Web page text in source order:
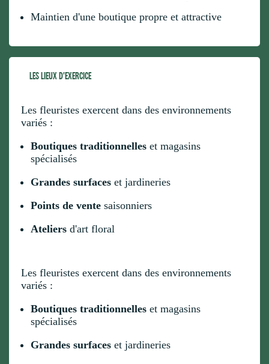
Maintien d'une boutique propre et attractive
LES LIEUX D'EXERCICE
Les fleuristes exercent dans des environnements
variés :
Boutiques traditionnelles et magasins
spécialisés
Grandes surfaces et jardineries
Points de vente saisonniers
Ateliers d'art floral
Les fleuristes exercent dans des environnements
variés :
Boutiques traditionnelles et magasins
spécialisés
Grandes surfaces et jardineries